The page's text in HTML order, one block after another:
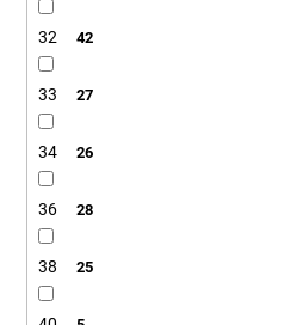
32 42
33 27
34 26
36 28
38 25